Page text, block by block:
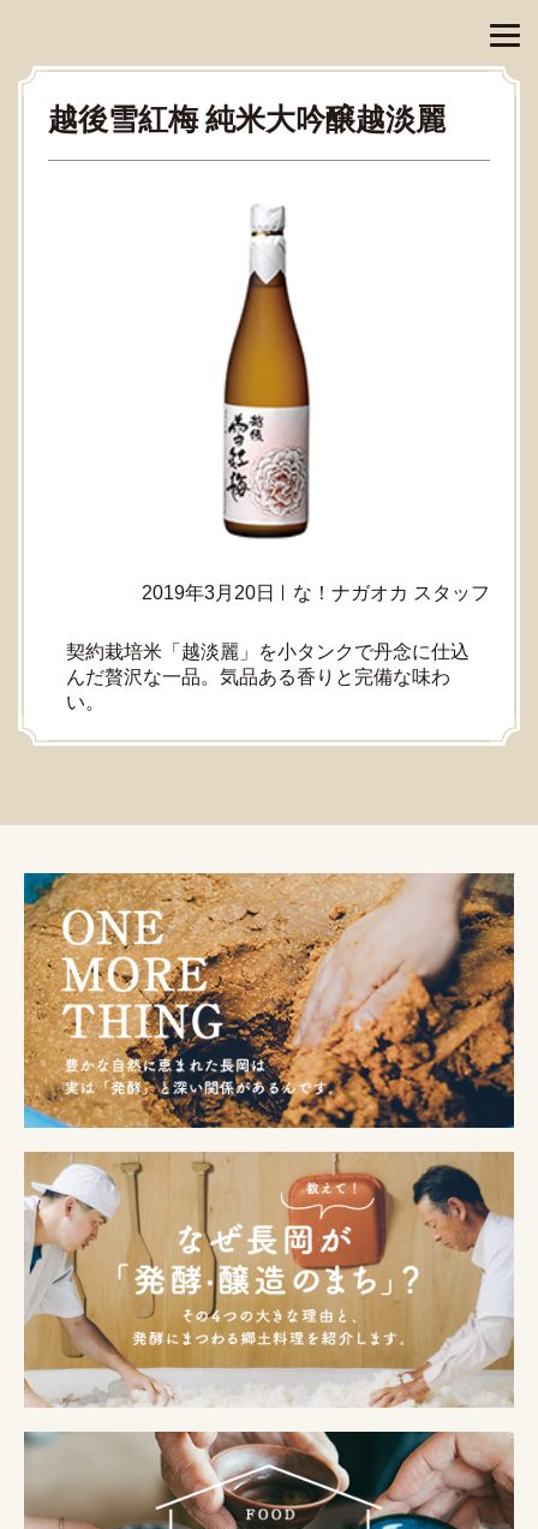
越後雪紅梅 純米大吟醸越淡麗
2019年3月20日 な！ナガオカ スタッフ
契約栽培米「越淡麗」を小タンクで丹念に仕込
んだ贅沢な一品。気品ある香りと完備な味わ
い。